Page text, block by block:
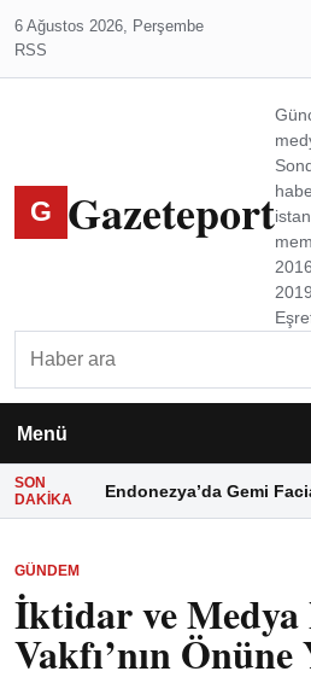
6 Ağustos 2026, Perşembe
RSS
G Gazeteport
Menü
SON
DAKIKA
Endonezya’da Gemi
GÜNDEM
İktidar ve Medya
Vakfı’nın Önüne